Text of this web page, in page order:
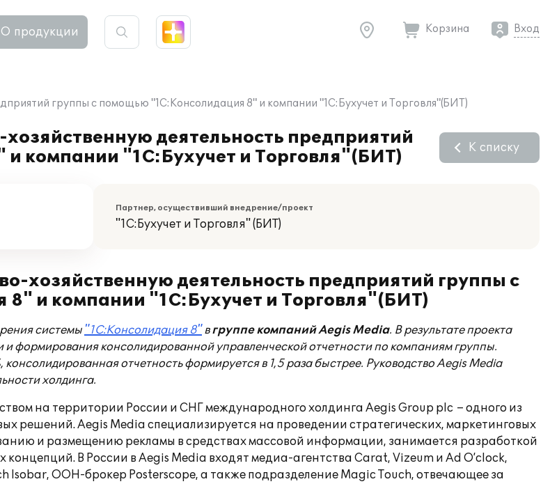
О продукции Корзина Вход
группы с помощью "1С:Консолидация 8" и компании "1С:Бухучет и Торговля"(БИТ)
деятельность предприятий
компании "1С:Бухучет и Торговля"(БИТ)
К списку
Партнер, осуществивший внедрение/проект
"1С:Бухучет и Торговля" (БИТ)
хозяйственную деятельность предприятий группы с
и компании "1С:Бухучет и Торговля"(БИТ)
системы "1С:Консолидация 8"вгруппе компаний Aegis Media. В результате проекта
консолидированной управленческой отчетности по компаниям группы.
отчетность формируется в 1,5 раза быстрее. Руководство Aegis Media
холдинга.
на территории России и СНГ международного холдинга Aegis Group plc – одного из
решений. Aegis Media специализируется на проведении стратегических, маркетинговых
и размещению рекламы в средствах массовой информации, занимается разработкой
В России в Aegis Media входят медиа-агентства Carat, Vizeum и Ad O’clock,
ООН-брокер Posterscope, а также подразделение Magic Touch, отвечающее за